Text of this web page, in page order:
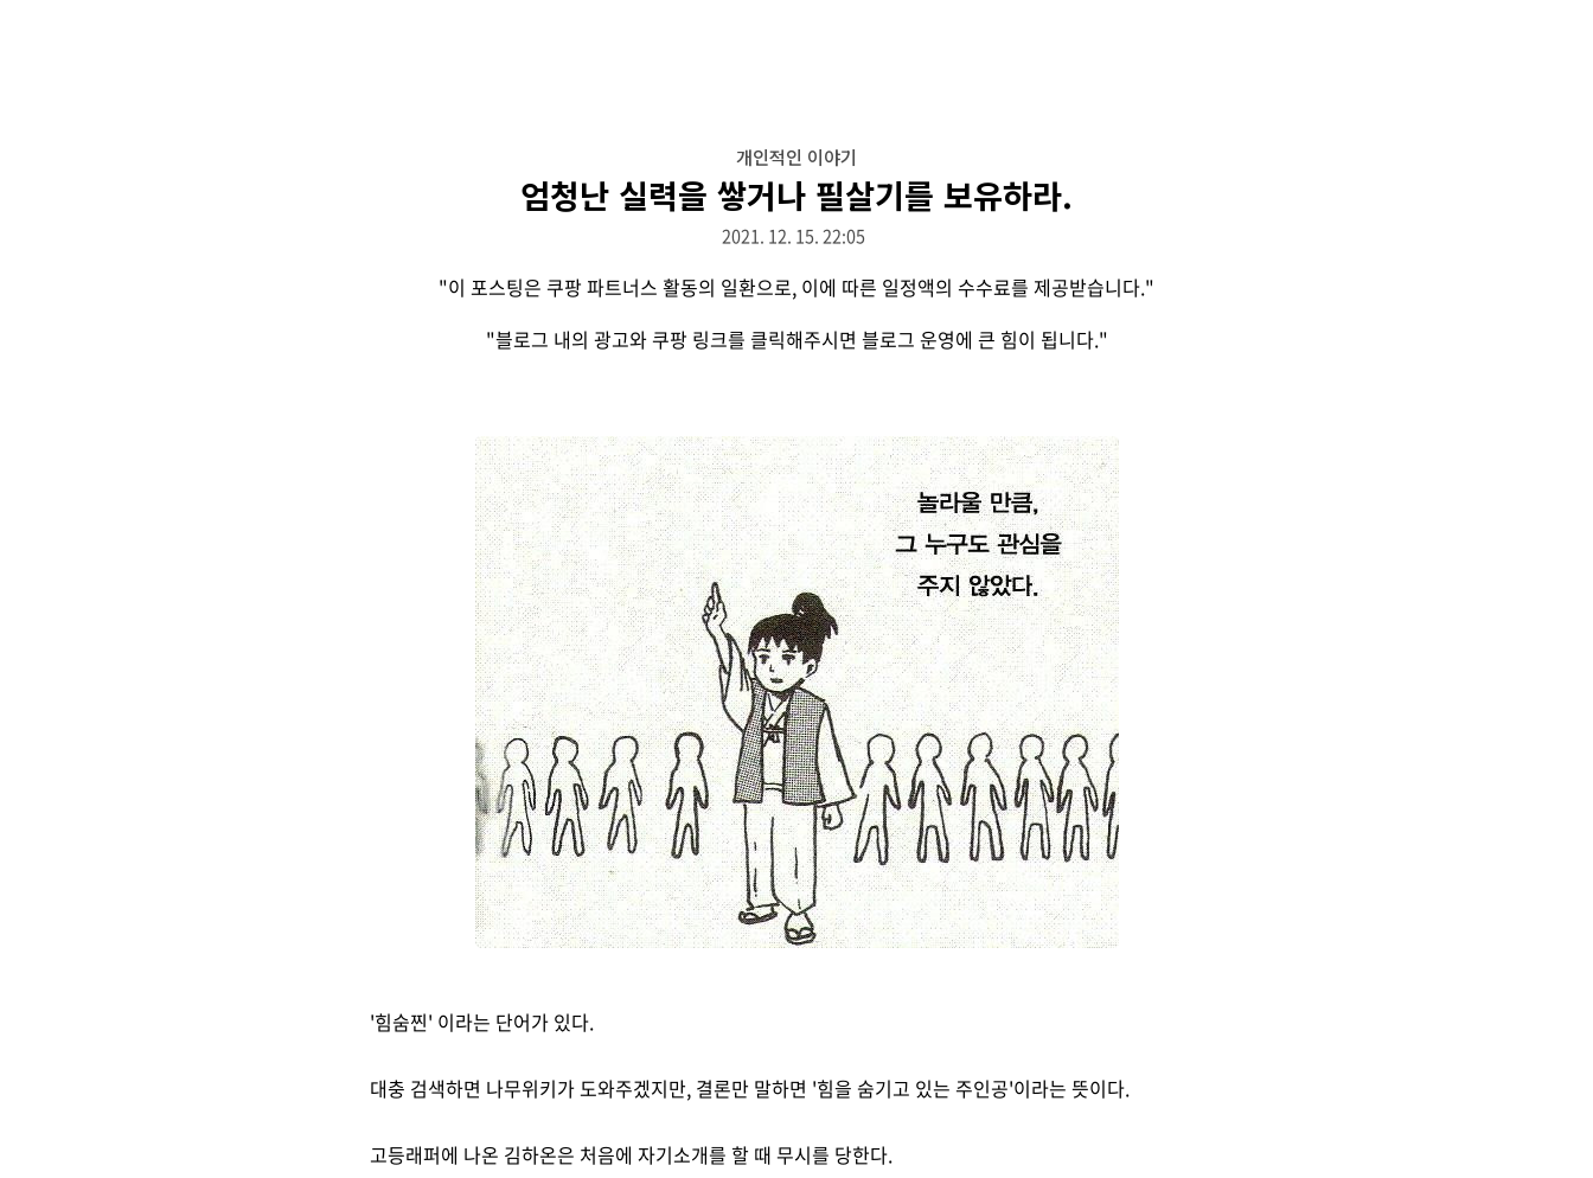
개인적인 이야기
엄청난 실력을 쌓거나 필살기를 보유하라.
2021. 12. 15. 22:05
"이 포스팅은 쿠팡 파트너스 활동의 일환으로, 이에 따른 일정액의 수수료를 제공받습니다."
"블로그 내의 광고와 쿠팡 링크를 클릭해주시면 블로그 운영에 큰 힘이 됩니다."
'힘숨찐' 이라는 단어가 있다.
대충 검색하면 나무위키가 도와주겠지만, 결론만 말하면 '힘을 숨기고 있는 주인공'이라는 뜻이다.
고등래퍼에 나온 김하온은 처음에 자기소개를 할 때 무시를 당한다.